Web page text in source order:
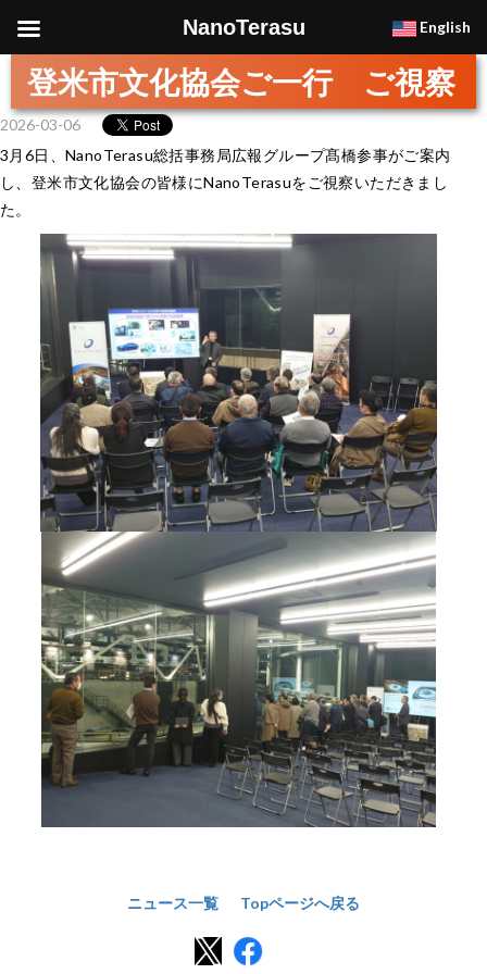
登米市文化協会ご一行 ご視察
2026-03-06
3月6日、NanoTerasu総括事務局広報グループ髙橋参事がご案内
し、登米市文化協会の皆様にNanoTerasuをご視察いただきまし
た。
ニュース一覧 Topページへ戻る
NanoTerasu English